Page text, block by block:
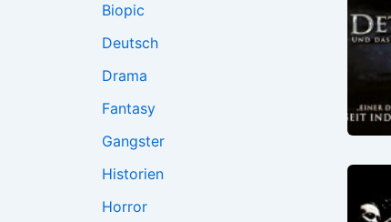
Biopic
Deutsch
Drama
Fantasy
Gangster
Historien
Horror